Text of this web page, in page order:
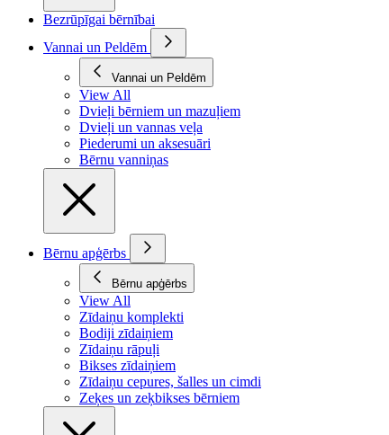
Bezrūpīgai bērnībai
Vannai un Peldēm
Vannai un Peldēm
View All
Dvieļi bērniem un mazuļiem
Dvieļi un vannas veļa
Piederumi un aksesuāri
Bērnu vanniņas
Bērnu apģērbs
Bērnu apģērbs
View All
Zīdaiņu komplekti
Bodiji zīdaiņiem
Zīdaiņu rāpuļi
Bikses zīdaiņiem
Zīdaiņu cepures, šalles un cimdi
Zeķes un zeķbikses bērniem